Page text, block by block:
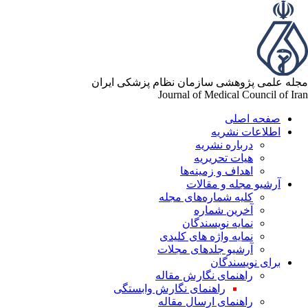
علمی پژوهشی سازمان نظام پزشکی ایران
Journal of Medical Council of
صفحه اصلی
اطلاعات نشریه
درباره نشریه
هیات تحریریه
اهداف و زمینه‌ها
آرشیو مجله و مقالات
کلیه شماره‌های مجله
آخرین شماره
نمایه نویسندگان
نمایه واژه های کلیدی
آرشیو جلدهای مجلات
برای نویسندگان
راهنمای نگارش مقاله
راهنمای نگارش وابستگی
راهنمای ارسال مقاله